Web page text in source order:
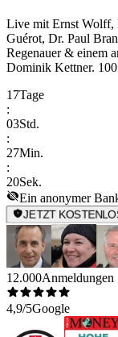
Live mitErnst Wolff,
Guérot, Dr. Paul
Regenauer & einem
Dominik Kettner.
17Tage
:
03Std.
:
27Min.
:
20Sek.
Ein anonymer
JETZT
12.000Anmeldungen
4,9/5Google